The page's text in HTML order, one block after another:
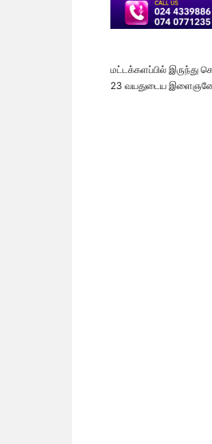
மட்டக்களப்பில் இருந்து
23 வயதுடைய இளைஞனே